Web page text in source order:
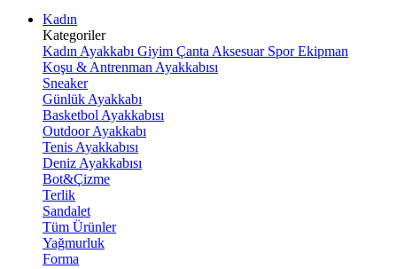
Kadın
Kategoriler
Kadın Ayakkabı Giyim Çanta Aksesuar Spor Ekipman
Koşu & Antrenman Ayakkabısı
Sneaker
Günlük Ayakkabı
Basketbol Ayakkabısı
Outdoor Ayakkabı
Tenis Ayakkabısı
Deniz Ayakkabısı
Bot&Çizme
Terlik
Sandalet
Tüm Ürünler
Yağmurluk
Forma